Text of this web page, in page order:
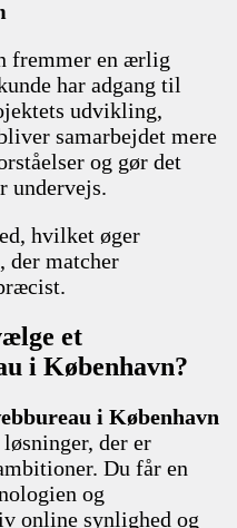
fremmer en ærlig
har adgang til
udvikling,
samarbejdet mere
og gør det
undervejs.
hvilket øger
der matcher
et
i København?
i København
der er
Du får en
og
online synlighed og